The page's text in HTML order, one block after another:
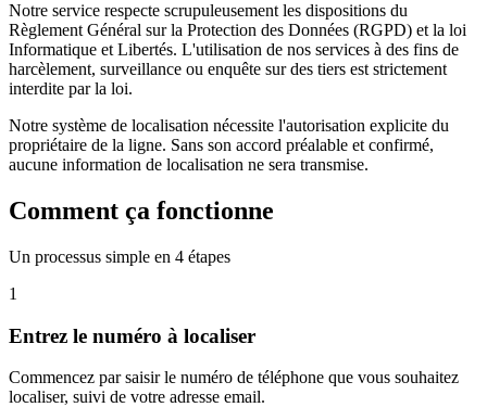
Notre service respecte scrupuleusement les dispositions du
Règlement Général sur la Protection des Données (RGPD) et la loi
Informatique et Libertés. L'utilisation de nos services à des fins de
harcèlement, surveillance ou enquête sur des tiers est strictement
interdite par la loi.
Notre système de localisation nécessite l'autorisation explicite du
propriétaire de la ligne. Sans son accord préalable et confirmé,
aucune information de localisation ne sera transmise.
Comment ça fonctionne
Un processus simple en 4 étapes
1
Entrez le numéro à localiser
Commencez par saisir le numéro de téléphone que vous souhaitez
localiser, suivi de votre adresse email.